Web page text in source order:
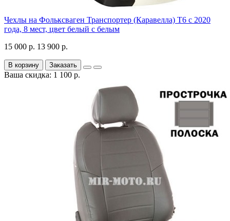
Чехлы на Фольксваген Транспортер (Каравелла) Т6 с 2020
года, 8 мест, цвет белый с белым
15 000 р. 13 900 р.
В корзину Заказать
Ваша скидка: 1 100 р.